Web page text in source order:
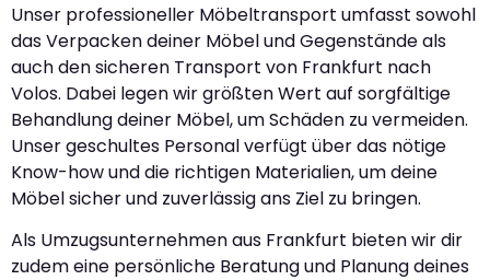
Unser professioneller Möbeltransport umfasst sowohl
das Verpacken deiner Möbel und Gegenstände als
auch den sicheren Transport von Frankfurt nach
Volos. Dabei legen wir größten Wert auf sorgfältige
Behandlung deiner Möbel, um Schäden zu vermeiden.
Unser geschultes Personal verfügt über das nötige
Know-how und die richtigen Materialien, um deine
Möbel sicher und zuverlässig ans Ziel zu bringen.
Als Umzugsunternehmen aus Frankfurt bieten wir dir
zudem eine persönliche Beratung und Planung deines